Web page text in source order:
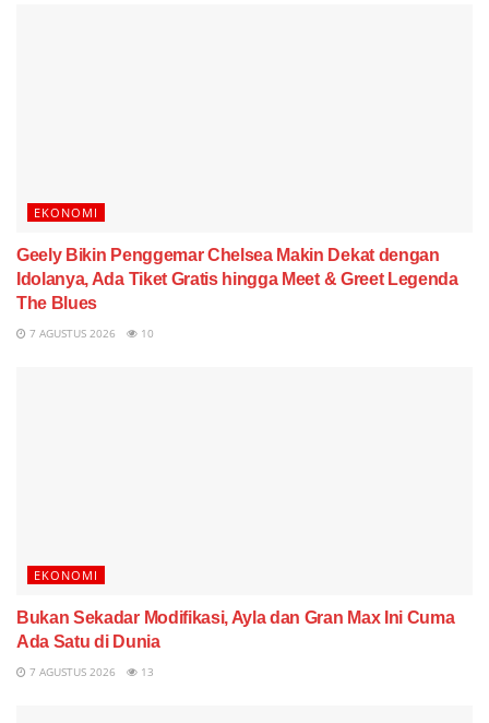
EKONOMI
Geely Bikin Penggemar Chelsea Makin Dekat dengan
Idolanya, Ada Tiket Gratis hingga Meet & Greet Legenda
The Blues
7 AGUSTUS 2026 10
EKONOMI
Bukan Sekadar Modifikasi, Ayla dan Gran Max Ini Cuma
Ada Satu di Dunia
7 AGUSTUS 2026 13